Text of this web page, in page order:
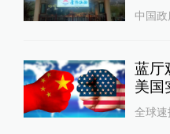
中国政
蓝厅
美国
全球速